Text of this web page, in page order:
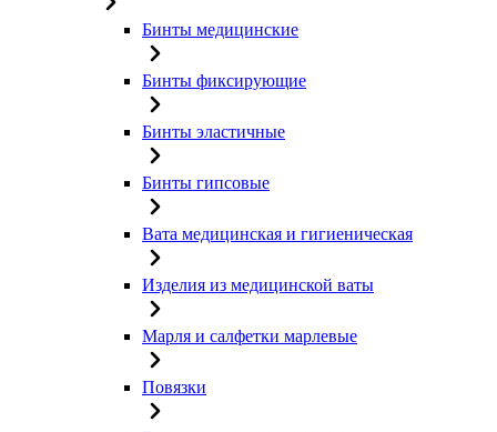
Бинты медицинские
Бинты фиксирующие
Бинты эластичные
Бинты гипсовые
Вата медицинская и гигиеническая
Изделия из медицинской ваты
Марля и салфетки марлевые
Повязки